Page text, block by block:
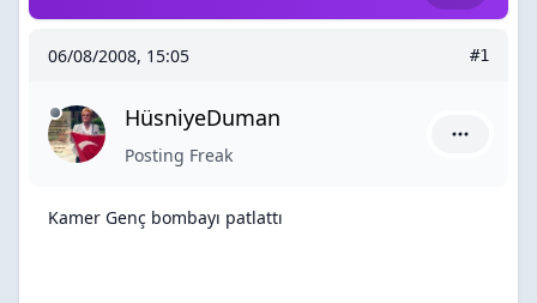
06/08/2008, 15:05 #1
HüsniyeDuman
Posting Freak
Kamer Genç bombayı patlattı